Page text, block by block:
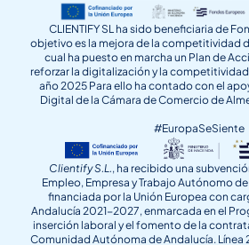
CLIENTIFY SL ha sido beneficiaria de
objetivo es la mejora de la competitividad
cual ha puesto en marcha un Plan de
reforzar la digitalización y la
año 2025 Para ello ha contado con el
Digital de la Cámara de Comercio de
#EuropaSeSiente
Clientify S.L., ha recibido una
Empleo, Empresa y Trabajo Autónomo
financiada por la Unión Europea con
Andalucía 2021-2027, enmarcada en el
inserción laboral y el fomento de la
Comunidad Autónoma de Andalucía. Línea